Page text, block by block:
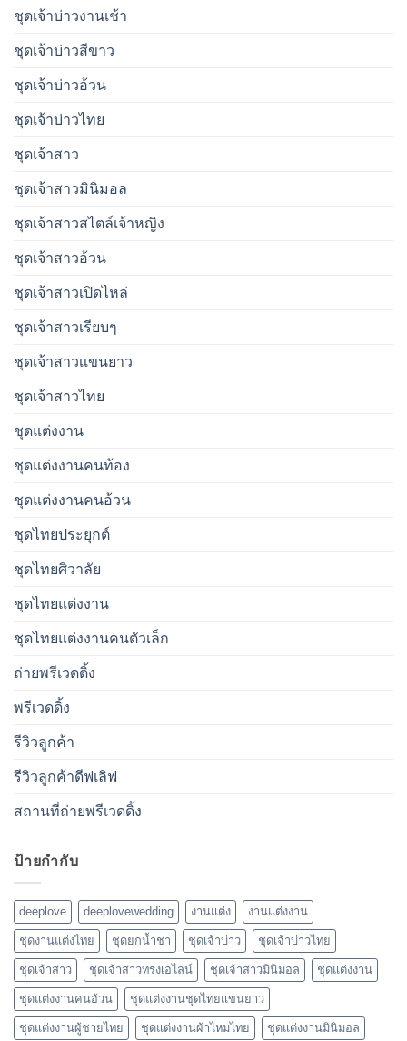
ชุดเจ้าบ่าวงานเช้า
ชุดเจ้าบ่าวสีขาว
ชุดเจ้าบ่าวอ้วน
ชุดเจ้าบ่าวไทย
ชุดเจ้าสาว
ชุดเจ้าสาวมินิมอล
ชุดเจ้าสาวสไตล์เจ้าหญิง
ชุดเจ้าสาวอ้วน
ชุดเจ้าสาวเปิดไหล่
ชุดเจ้าสาวเรียบๆ
ชุดเจ้าสาวเเขนยาว
ชุดเจ้าสาวไทย
ชุดแต่งงาน
ชุดแต่งงานคนท้อง
ชุดแต่งงานคนอ้วน
ชุดไทยประยุกต์
ชุดไทยศิวาลัย
ชุดไทยแต่งงาน
ชุดไทยแต่งงานคนตัวเล็ก
ถ่ายพรีเวดดิ้ง
พรีเวดดิ้ง
รีวิวลูกค้า
รีวิวลูกค้าดีฟเลิฟ
สถานที่ถ่ายพรีเวดดิ้ง
ป้ายกำกับ
deeplove deeplovewedding งานแต่ง งานแต่งงาน
ชุดงานแต่งไทย ชุดยกน้ำชา ชุดเจ้าบ่าว ชุดเจ้าบ่าวไทย
ชุดเจ้าสาว ชุดเจ้าสาวทรงเอไลน์ ชุดเจ้าสาวมินิมอล ชุดแต่งงาน
ชุดแต่งงานคนอ้วน ชุดแต่งงานชุดไทยแขนยาว
ชุดแต่งงานผู้ชายไทย ชุดแต่งงานผ้าไหมไทย ชุดแต่งงานมินิมอล